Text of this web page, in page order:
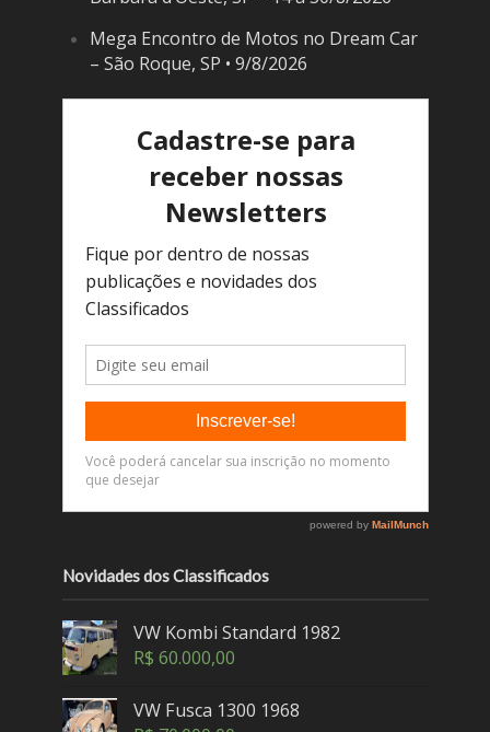
Mega Encontro de Motos no Dream Car
– São Roque, SP • 9/8/2026
Novidades dos Classificados
VW Kombi Standard 1982
R$ 60.000,00
VW Fusca 1300 1968